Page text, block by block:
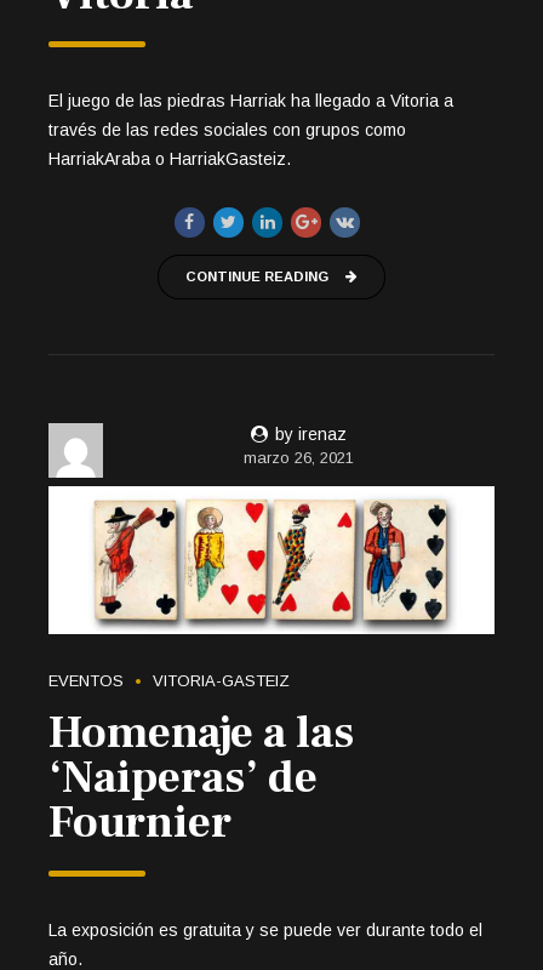
El juego de las piedras Harriak ha llegado a Vitoria a
través de las redes sociales con grupos como
HarriakAraba o HarriakGasteiz.
CONTINUE READING
by irenaz
marzo 26, 2021
EVENTOS VITORIA-GASTEIZ
Homenaje a las
‘Naiperas’ de
Fournier
La exposición es gratuita y se puede ver durante todo el
año.